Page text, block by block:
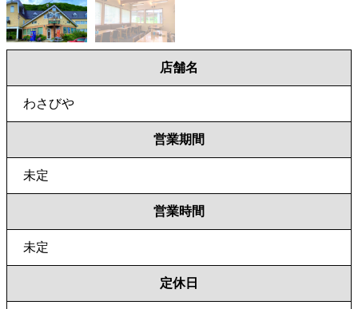
店舗名
わさびや
営業期間
未定
営業時間
未定
定休日